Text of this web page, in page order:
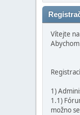
Vítejte
1)
1.1)
možno